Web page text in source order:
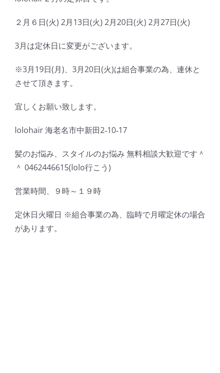
２月６日(火) 2月13日(火) 2月20日(火) 2月27日(火)
3月は定休日に変更がございます。
※3月19日(月)、3月20日(火)は組合事業の為、連休と
させて頂きます。
宜しくお願い致します。
lolohair 海老名市中新田2‐10‐17
髪のお悩み、スタイルのお悩み 無料相談大歓迎です＾
＾ 0462446615(lolo行こう)
営業時間、９時～１９時
定休日火曜日 ※組合事業の為、臨時で月曜定休の場合
があります。